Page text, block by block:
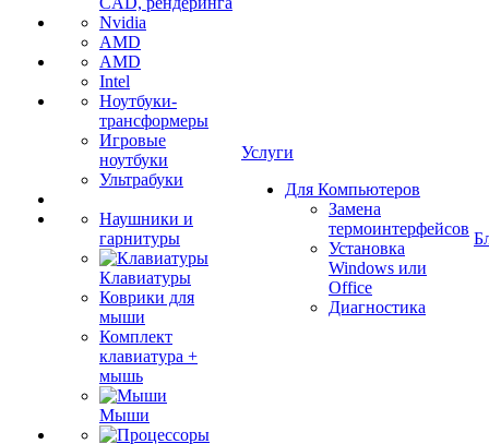
Nvidia
AMD
AMD
Intel
Ноутбуки-
трансформеры
Игровые
ноутбуки
Ультрабуки
Наушники и
гарнитуры
Клавиатуры
Коврики для
мыши
Комплект
клавиатура +
мышь
Мыши
Услуги
Для Компьютеров
Замена
термоинтерфейсов
Установка
Windows или
Office
Диагностика